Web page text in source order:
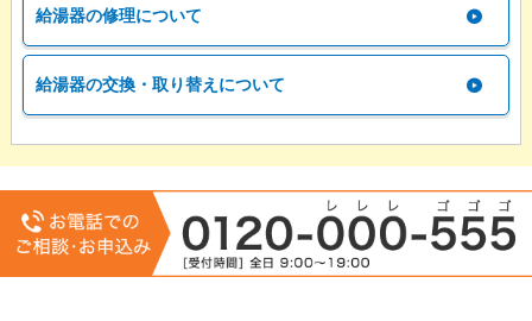
給湯器の修理について
給湯器の交換・取り替えについて